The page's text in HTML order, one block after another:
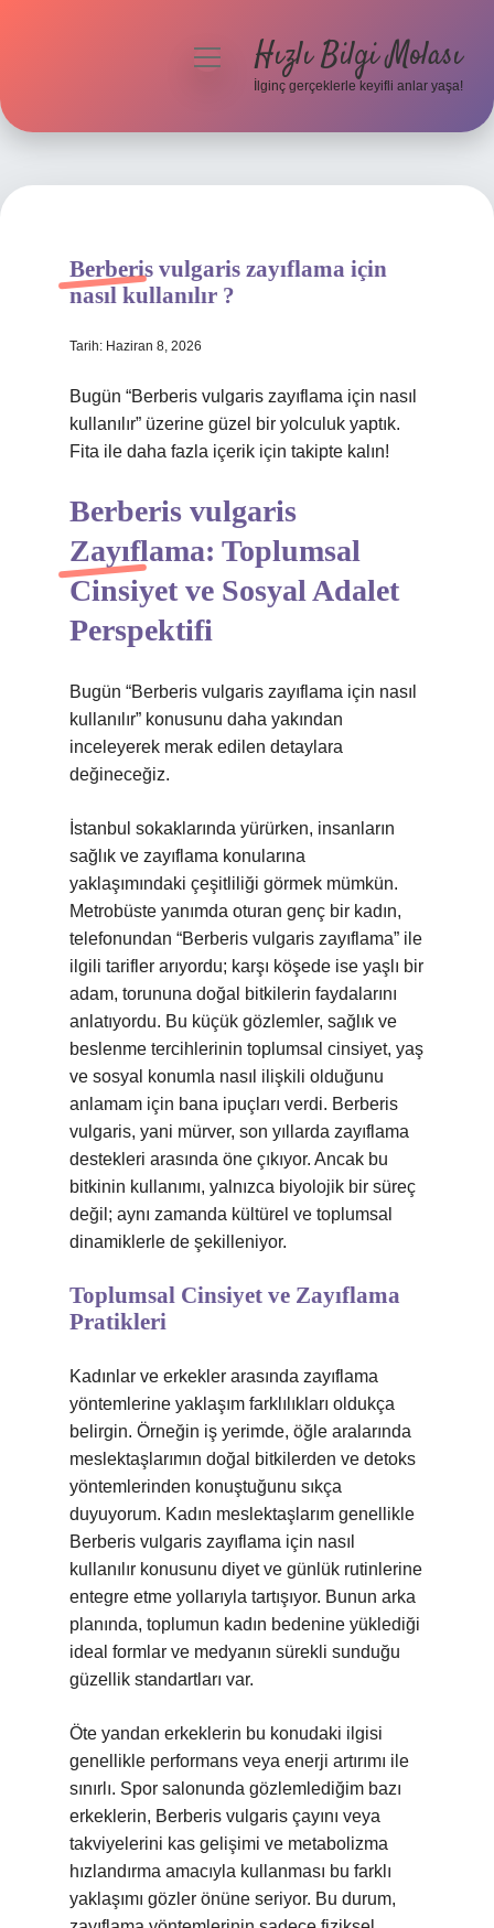
Hakkımızda
menüyüHızlı Bilgi Molası
İlginç gerçeklerle keyifli anlar yaşa!
Berberis vulgaris zayıflama için
nasıl kullanılır ?
Tarih: Haziran 8, 2026
Bugün “Berberis vulgaris zayıflama için nasıl
kullanılır” üzerine güzel bir yolculuk yaptık.
Fita ile daha fazla içerik için takipte kalın!
Berberis vulgaris
Zayıflama: Toplumsal
Cinsiyet ve Sosyal Adalet
Perspektifi
Bugün “Berberis vulgaris zayıflama için nasıl
kullanılır” konusunu daha yakından
inceleyerek merak edilen detaylara
değineceğiz.
İstanbul sokaklarında yürürken, insanların
sağlık ve zayıflama konularına
yaklaşımındaki çeşitliliği görmek mümkün.
Metrobüste yanımda oturan genç bir kadın,
telefonundan “Berberis vulgaris zayıflama” ile
ilgili tarifler arıyordu; karşı köşede ise yaşlı bir
adam, torununa doğal bitkilerin faydalarını
anlatıyordu. Bu küçük gözlemler, sağlık ve
beslenme tercihlerinin toplumsal cinsiyet, yaş
ve sosyal konumla nasıl ilişkili olduğunu
anlamam için bana ipuçları verdi. Berberis
vulgaris, yani mürver, son yıllarda zayıflama
destekleri arasında öne çıkıyor. Ancak bu
bitkinin kullanımı, yalnızca biyolojik bir süreç
değil; aynı zamanda kültürel ve toplumsal
dinamiklerle de şekilleniyor.
Toplumsal Cinsiyet ve Zayıflama
Pratikleri
Kadınlar ve erkekler arasında zayıflama
yöntemlerine yaklaşım farklılıkları oldukça
belirgin. Örneğin iş yerimde, öğle aralarında
meslektaşlarımın doğal bitkilerden ve detoks
yöntemlerinden konuştuğunu sıkça
duyuyorum. Kadın meslektaşlarım genellikle
Berberis vulgaris zayıflama için nasıl
kullanılır konusunu diyet ve günlük rutinlerine
entegre etme yollarıyla tartışıyor. Bunun arka
planında, toplumun kadın bedenine yüklediği
ideal formlar ve medyanın sürekli sunduğu
güzellik standartları var.
Öte yandan erkeklerin bu konudaki ilgisi
genellikle performans veya enerji artırımı ile
sınırlı. Spor salonunda gözlemlediğim bazı
erkeklerin, Berberis vulgaris çayını veya
takviyelerini kas gelişimi ve metabolizma
hızlandırma amacıyla kullanması bu farklı
yaklaşımı gözler önüne seriyor. Bu durum,